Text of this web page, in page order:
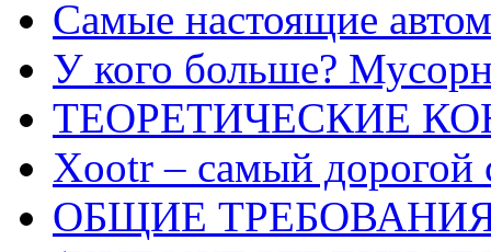
Самые настоящие
У кого больше?
ТЕОРЕТИЧЕСКИЕ
Xootr – самый дорогой
ОБЩИЕ